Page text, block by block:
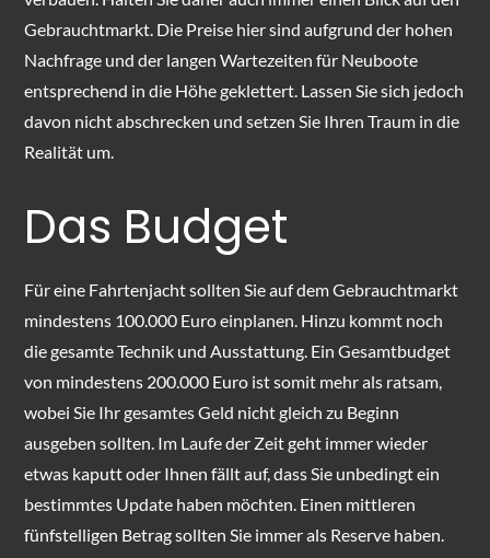
Gebrauchtmarkt. Die Preise hier sind aufgrund der hohen
Nachfrage und der langen Wartezeiten für Neuboote
entsprechend in die Höhe geklettert. Lassen Sie sich jedoch
davon nicht abschrecken und setzen Sie Ihren Traum in die
Realität um.
Das Budget
Für eine Fahrtenjacht sollten Sie auf dem Gebrauchtmarkt
mindestens 100.000 Euro einplanen. Hinzu kommt noch
die gesamte Technik und Ausstattung. Ein Gesamtbudget
von mindestens 200.000 Euro ist somit mehr als ratsam,
wobei Sie Ihr gesamtes Geld nicht gleich zu Beginn
ausgeben sollten. Im Laufe der Zeit geht immer wieder
etwas kaputt oder Ihnen fällt auf, dass Sie unbedingt ein
bestimmtes Update haben möchten. Einen mittleren
fünfstelligen Betrag sollten Sie immer als Reserve haben.